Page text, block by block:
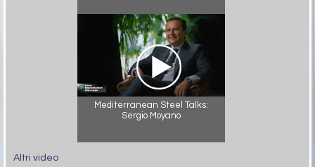
Mediterranean Steel Talks:
Sergio Moyano
Altri video